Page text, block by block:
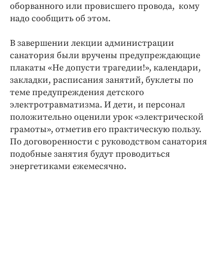
оборванного или провисшего провода, кому
надо сообщить об этом.
В завершении лекции администрации
санатория были вручены предупреждающие
плакаты «Не допусти трагедии!», календари,
закладки, расписания занятий, буклеты по
теме предупреждения детского
электротравматизма. И дети, и персонал
положительно оценили урок «электрической
грамоты», отметив его практическую пользу.
По договоренности с руководством санатория
подобные занятия будут проводиться
энергетиками ежемесячно.